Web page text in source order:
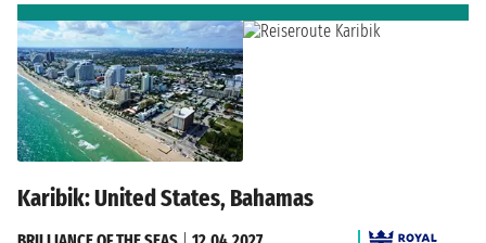
Karibik: United States, Bahamas